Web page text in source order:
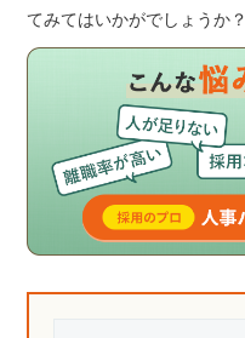
てみてはいかがでしょうか？